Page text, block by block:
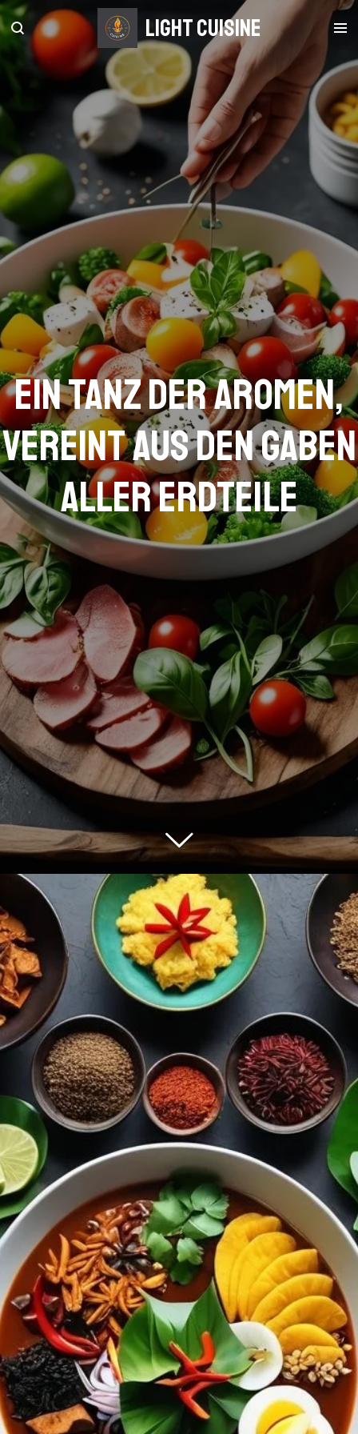
Zum
Hauptinhalt
springen
light Cuisine
Ein Tanz der Aromen,
vereint aus den Gaben
aller Erdteile